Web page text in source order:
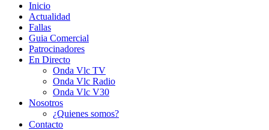
Inicio
Actualidad
Fallas
Guia Comercial
Patrocinadores
En Directo
Onda Vlc TV
Onda Vlc Radio
Onda Vlc V30
Nosotros
¿Quienes somos?
Contacto